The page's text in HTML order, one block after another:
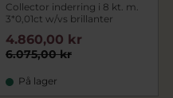
Collector inderring i 8 kt. m.
3*0,01ct w/vs brillanter
6.075,00 kr
4.860,00 kr
På lager